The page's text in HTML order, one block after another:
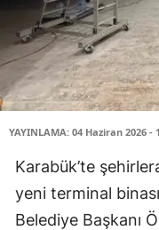
YAYINLAMA: 04 Haziran 2026 -
Karabük’te
yeni terminal
Belediye Başkanı